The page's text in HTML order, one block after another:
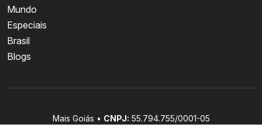
Mundo
Especiais
Brasil
Blogs
Mais Goiás • CNPJ: 55.794.755/0001-05